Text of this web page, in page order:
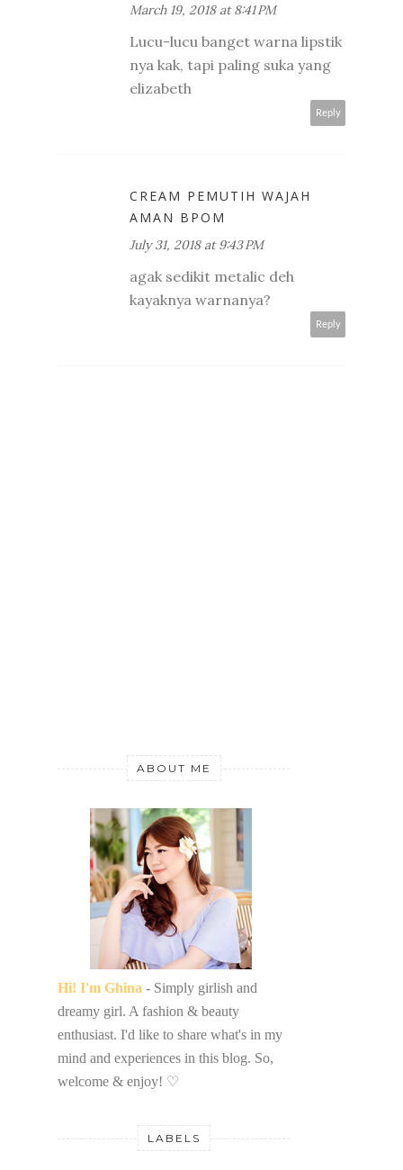
March 19, 2018 at 8:41 PM
Lucu-lucu banget warna lipstik
nya kak, tapi paling suka yang
elizabeth
Reply
CREAM PEMUTIH WAJAH
AMAN BPOM
July 31, 2018 at 9:43 PM
agak sedikit metalic deh
kayaknya warnanya?
Reply
ABOUT ME
Hi! I'm Ghina - Simply girlish and
dreamy girl. A fashion & beauty
enthusiast. I'd like to share what's in my
mind and experiences in this blog. So,
welcome & enjoy! ♡
LABELS